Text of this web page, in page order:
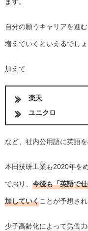
自分の願うキャリアを進
増えていくといえるでしょ
加えて
楽天
ユニクロ
など、社内公用語に英語
本田技研工業も2020年を
ており、 今後も「英語で
加していくことが予想され
少子高齢化によって労働